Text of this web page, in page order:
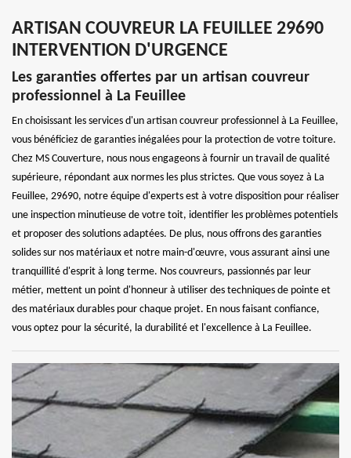
ARTISAN COUVREUR LA FEUILLEE 29690
INTERVENTION D'URGENCE
Les garanties offertes par un artisan couvreur
professionnel à La Feuillee
En choisissant les services d'un artisan couvreur professionnel à La Feuillee,
vous bénéficiez de garanties inégalées pour la protection de votre toiture.
Chez MS Couverture, nous nous engageons à fournir un travail de qualité
supérieure, répondant aux normes les plus strictes. Que vous soyez à La
Feuillee, 29690, notre équipe d'experts est à votre disposition pour réaliser
une inspection minutieuse de votre toit, identifier les problèmes potentiels
et proposer des solutions adaptées. De plus, nous offrons des garanties
solides sur nos matériaux et notre main-d'œuvre, vous assurant ainsi une
tranquillité d'esprit à long terme. Nos couvreurs, passionnés par leur
métier, mettent un point d'honneur à utiliser des techniques de pointe et
des matériaux durables pour chaque projet. En nous faisant confiance,
vous optez pour la sécurité, la durabilité et l'excellence à La Feuillee.